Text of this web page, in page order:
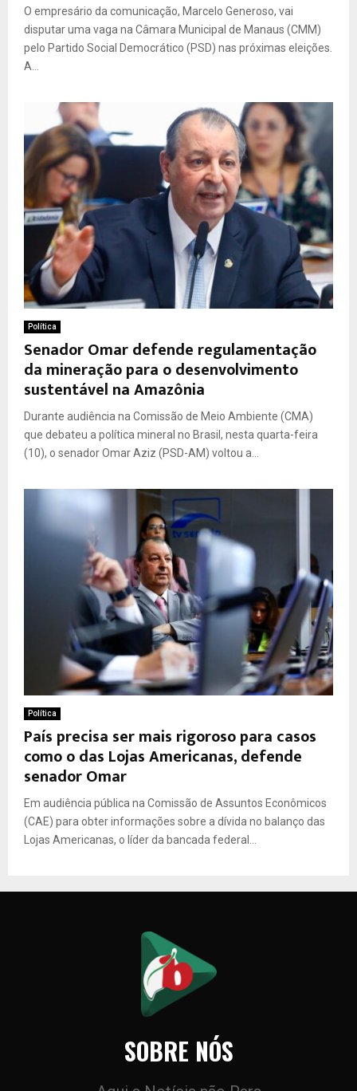
O empresário da comunicação, Marcelo Generoso, vai
disputar uma vaga na Câmara Municipal de Manaus (CMM)
pelo Partido Social Democrático (PSD) nas próximas eleições.
A...
Política
Senador Omar defende regulamentação
da mineração para o desenvolvimento
sustentável na Amazônia
Durante audiência na Comissão de Meio Ambiente (CMA)
que debateu a política mineral no Brasil, nesta quarta-feira
(10), o senador Omar Aziz (PSD-AM) voltou a...
Política
País precisa ser mais rigoroso para casos
como o das Lojas Americanas, defende
senador Omar
Em audiência pública na Comissão de Assuntos Econômicos
(CAE) para obter informações sobre a dívida no balanço das
Lojas Americanas, o líder da bancada federal...
SOBRE NÓS